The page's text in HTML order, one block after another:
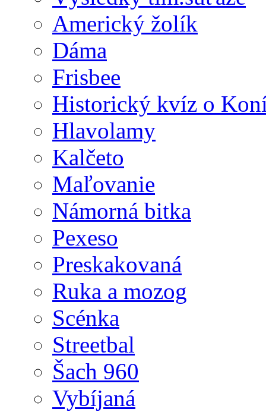
Americký žolík
Dáma
Frisbee
Historický kvíz o
Hlavolamy
Kalčeto
Maľovanie
Námorná bitka
Pexeso
Preskakovaná
Ruka a mozog
Scénka
Streetbal
Šach 960
Vybíjaná